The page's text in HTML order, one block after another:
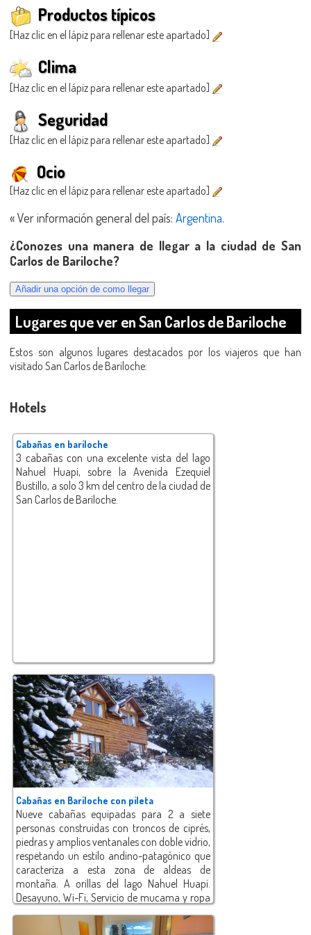
Productos típicos
[Haz clic en el lápiz para rellenar este apartado]
Clima
[Haz clic en el lápiz para rellenar este apartado]
Seguridad
[Haz clic en el lápiz para rellenar este apartado]
Ocio
[Haz clic en el lápiz para rellenar este apartado]
« Ver información general del país: Argentina.
¿Conozes una manera de llegar a la ciudad de San
Carlos de Bariloche?
Lugares que ver en San Carlos de Bariloche
Estos son algunos lugares destacados por los viajeros que han
visitado San Carlos de Bariloche:
Hotels
Cabañas en bariloche
3 cabañas con una excelente vista del lago
Nahuel Huapi, sobre la Avenida Ezequiel
Bustillo, a solo 3 km del centro de la ciudad de
San Carlos de Bariloche.
Cabañas en Bariloche con pileta
Nueve cabañas equipadas para 2 a siete
personas construidas con troncos de ciprés,
piedras y amplios ventanales con doble vidrio,
respetando un estilo andino-patagónico que
caracteriza a esta zona de aldeas de
montaña. A orillas del lago Nahuel Huapí.
Desayuno, Wi-Fi, Servicio de mucama y ropa
embarcaciones, Costa privada al Lago Nahuel